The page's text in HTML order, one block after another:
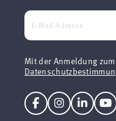
Mit der Anmeldung